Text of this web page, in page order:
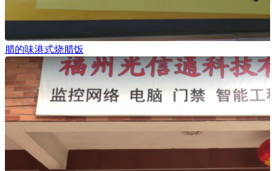
腊的味港式烧腊饭